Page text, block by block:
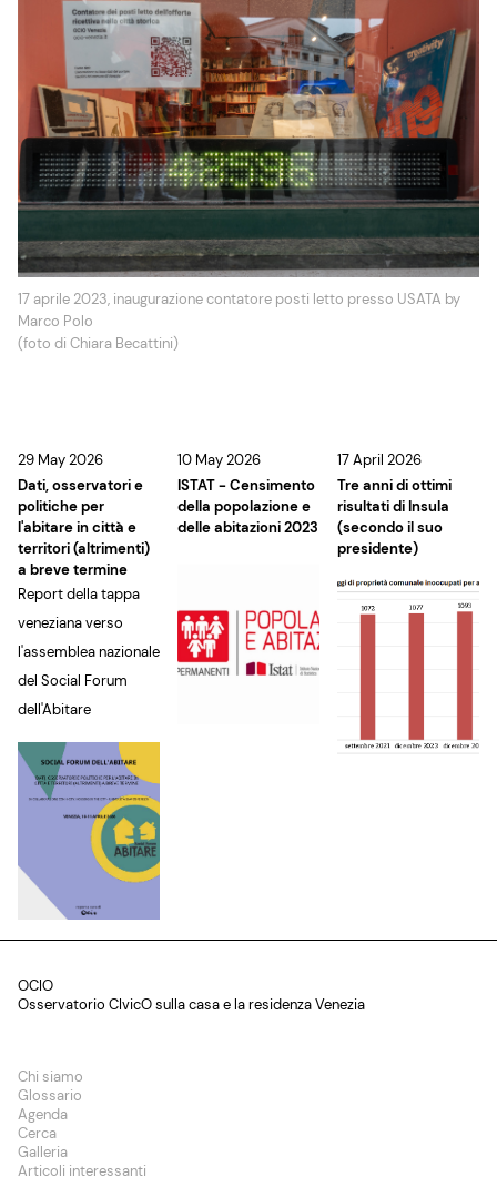
17 aprile 2023, inaugurazione contatore posti letto presso USATA by
Marco Polo
(foto di Chiara Becattini)
29 May 2026
Dati, osservatori e
politiche per
l'abitare in città e
territori (altrimenti)
a breve termine
Report della tappa
veneziana verso
l'assemblea nazionale
del Social Forum
dell'Abitare
10 May 2026
ISTAT - Censimento
della popolazione e
delle abitazioni 2023
17 April 2026
Tre anni di ottimi
risultati di Insula
(secondo il suo
presidente)
OCIO
Osservatorio CIvicO sulla casa e la residenza Venezia
Chi siamo
Glossario
Agenda
Cerca
Galleria
Articoli interessanti